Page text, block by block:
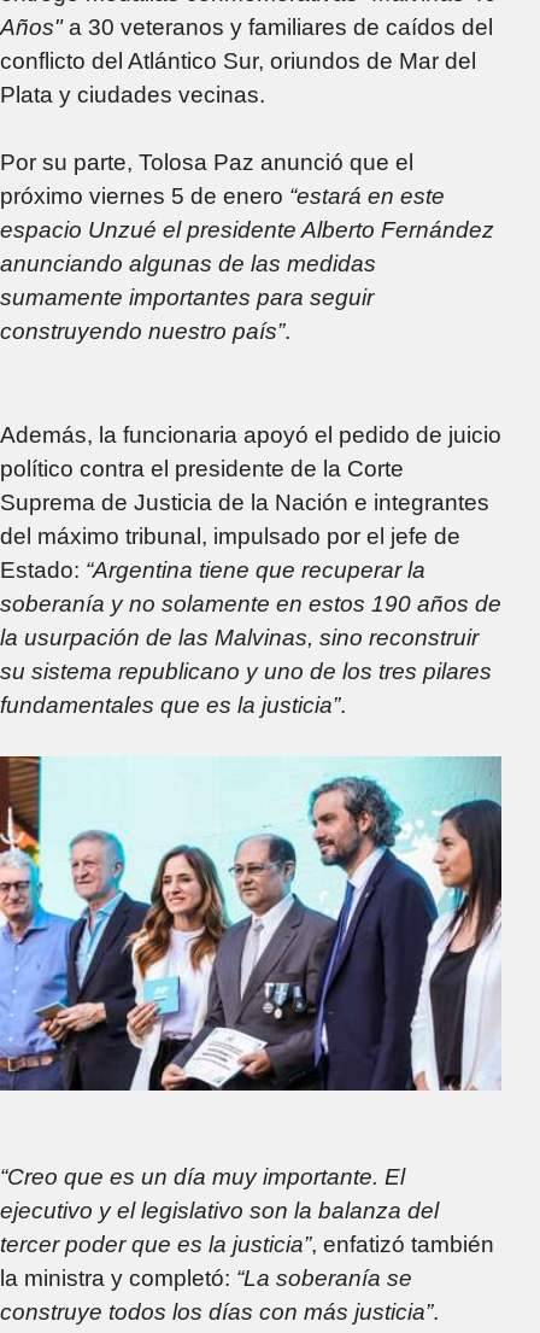
Años"a 30 veteranos y familiares de caídos del
conflicto del Atlántico Sur, oriundos de Mar del
Plata y ciudades vecinas.
Por su parte, Tolosa Paz anunció que el
próximo viernes 5 de enero “estará en este
espacio Unzué el presidente Alberto Fernández
anunciando algunas de las medidas
sumamente importantes para seguir
construyendo nuestro país”.
Además, la funcionaria apoyó el pedido de juicio
político contra el presidente de la Corte
Suprema de Justicia de la Nación e integrantes
del máximo tribunal, impulsado por el jefe de
Estado: “Argentina tiene que recuperar la
soberanía y no solamente en estos 190 años de
la usurpación de las Malvinas, sino reconstruir
su sistema republicano y uno de los tres pilares
fundamentales que es la justicia”.
“Creo que es un día muy importante. El
ejecutivo y el legislativo son la balanza del
tercer poder que es la justicia”, enfatizó también
la ministra y completó: “La soberanía se
construye todos los días con más justicia”.